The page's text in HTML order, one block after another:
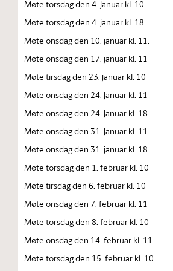
Møte torsdag den 4. januar kl. 10.
Møte torsdag den 4. januar kl. 18.
Møte onsdag den 10. januar kl. 11.
Møte onsdag den 17. januar kl. 11
Møte tirsdag den 23. januar kl. 10
Møte onsdag den 24. januar kl. 11
Møte onsdag den 24. januar kl. 18
Møte onsdag den 31. januar kl. 11
Møte onsdag den 31. januar kl. 18
Møte torsdag den 1. februar kl. 10
Møte tirsdag den 6. februar kl. 10
Møte onsdag den 7. februar kl. 11
Møte torsdag den 8. februar kl. 10
Møte onsdag den 14. februar kl. 11
Møte torsdag den 15. februar kl. 10